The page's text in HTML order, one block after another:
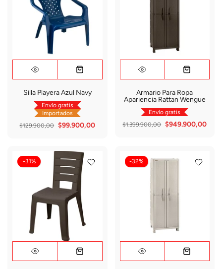
Silla Playera Azul Navy
Envío gratis
Importados
$129.900,00 $99.900,00
Armario Para Ropa
Apariencia Rattan Wengue
Envío gratis
$1.399.900,00 $949.900,00
-31% -32%